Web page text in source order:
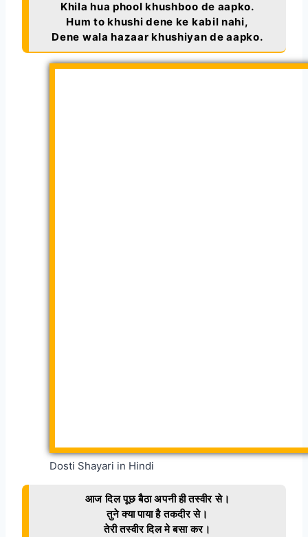
Khila hua phool khushboo de aapko.
Hum to khushi dene ke kabil nahi,
Dene wala hazaar khushiyan de aapko.
Dosti Shayari in Hindi
आज दिल पूछ बैठा अपनी ही तस्वीर से।
तुने क्या पाया है तकदीर से।
तेरी तस्वीर दिल मे बसा कर।